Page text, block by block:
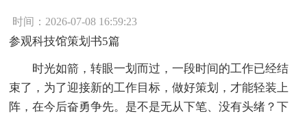
时间：2026-07-08 16:59:23
参观科技馆策划书5篇
时光如箭，转眼一划而过，一段时间的工作已经结
束了，为了迎接新的工作目标，做好策划，才能轻装上
阵，在今后奋勇争先。是不是无从下笔、没有头绪？下